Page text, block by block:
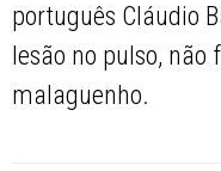
português Cláudio
lesão no pulso, não
malaguenho.